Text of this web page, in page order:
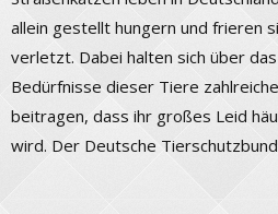
allein gestellt hungern und frieren
verletzt. Dabei halten sich über
Bedürfnisse dieser Tiere
beitragen, dass ihr großes Leid
wird. Der Deutsche